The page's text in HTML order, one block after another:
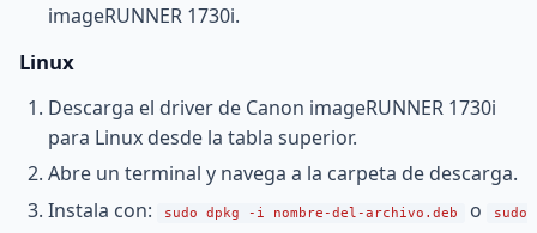
imageRUNNER 1730i.
Linux
Descarga el driver de Canon imageRUNNER 1730i
para Linux desde la tabla superior.
Abre un terminal y navega a la carpeta de descarga.
Instala con:
sudo dpkg -i nombre-del-archivo.deb o
sudo